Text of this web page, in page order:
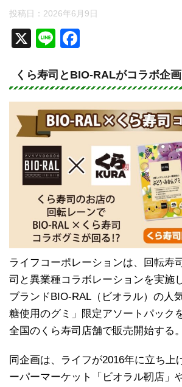
投稿日： 2026年6月9日
X
Li
e
c
e
b
o
o
k
くら寿司とBIO-RALがコラボ企画
ライフコーポレーションは、回転寿
司と異業種コラボレーションを実施
ブランドBIO-RAL（ビオラル）の人
糖使用のグミ」限定アソートパック
全国のくら寿司店舗で販売開始する。
同企画は、ライフが2016年に立ち上
ーパーマーケット「ビオラル靭店」